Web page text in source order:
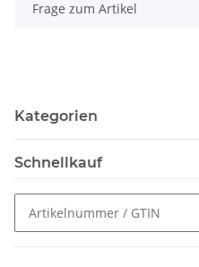
Frage zum Artikel
Kategorien
Schnellkauf